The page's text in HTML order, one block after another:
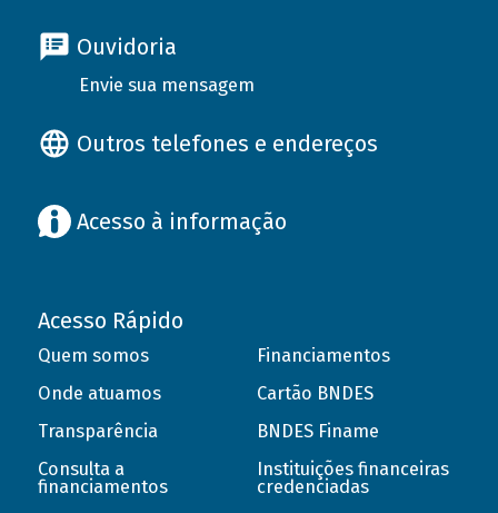
Ouvidoria
Envie sua mensagem
Outros telefones e endereços
Acesso à informação
Acesso Rápido
Quem somos
Onde atuamos
Transparência
Consulta a
financiamentos
Financiamentos
Cartão BNDES
BNDES Finame
Instituições financeiras
credenciadas